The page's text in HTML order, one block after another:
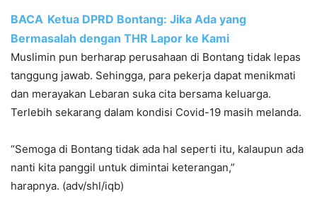
BACA Ketua DPRD Bontang: Jika Ada yang
Bermasalah dengan THR Lapor ke Kami
Muslimin pun berharap perusahaan di Bontang tidak lepas
tanggung jawab. Sehingga, para pekerja dapat menikmati
dan merayakan Lebaran suka cita bersama keluarga.
Terlebih sekarang dalam kondisi Covid-19 masih melanda.
“Semoga di Bontang tidak ada hal seperti itu, kalaupun ada
nanti kita panggil untuk dimintai keterangan,”
harapnya. (adv/shl/iqb)